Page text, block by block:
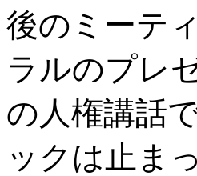
後のミーテ
ラルのプレ
の人権講話
ックは止ま